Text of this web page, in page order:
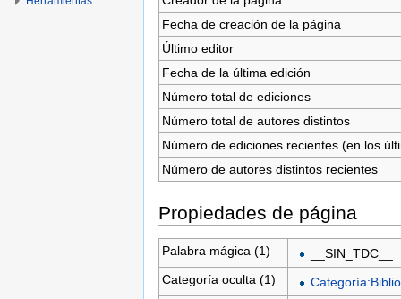
Fecha de creación de la página
Último editor
Fecha de la última edición
Número total de ediciones
Número total de autores distintos
Número de ediciones recientes (en los
Número de autores distintos recientes
Propiedades de página
Palabra mágica (1)
__SIN_TDC__
Categoría oculta (1)